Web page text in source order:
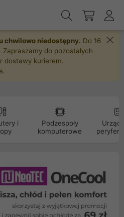
chwilowo niedostępny. Do 16
do pozostałych
dostawy kurierem.
i
Podzespoły
komputerowe